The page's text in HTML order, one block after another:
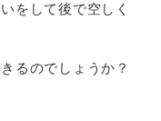
をして後で空しく
るのでしょうか？